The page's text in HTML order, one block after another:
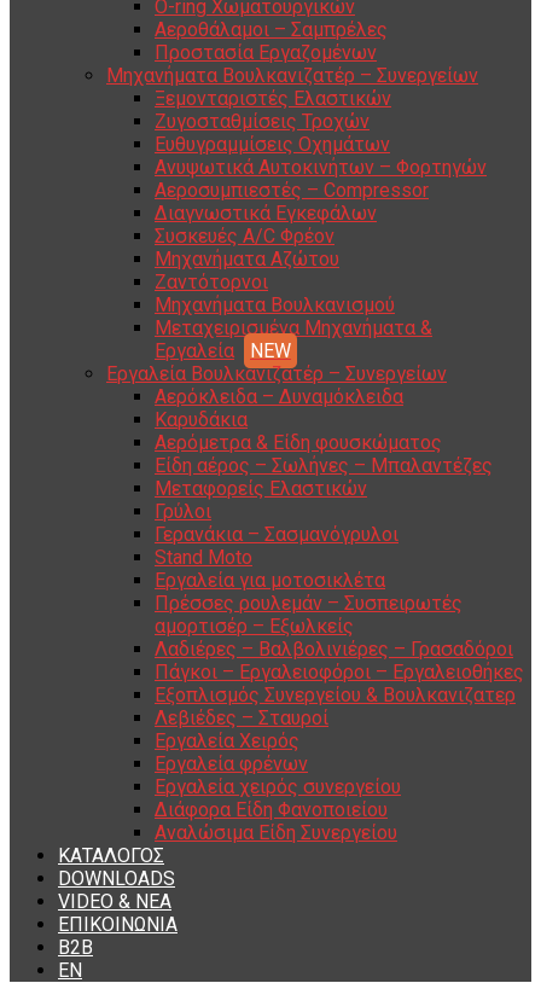
O-ring Χωματουργικών
Αεροθάλαμοι – Σαμπρέλες
Προστασία Εργαζομένων
Μηχανήματα Βουλκανιζατέρ – Συνεργείων
Ξεμονταριστές Ελαστικών
Ζυγοσταθμίσεις Τροχών
Ευθυγραμμίσεις Οχημάτων
Ανυψωτικά Αυτοκινήτων – Φορτηγών
Αεροσυμπιεστές – Compressor
Διαγνωστικά Εγκεφάλων
Συσκευές A/C Φρέον
Μηχανήματα Αζώτου
Ζαντότορνοι
Μηχανήματα Βουλκανισμού
Μεταχειρισμένα Μηχανήματα &
Εργαλεία
Εργαλεία Βουλκανιζατέρ – Συνεργείων
Αερόκλειδα – Δυναμόκλειδα
Καρυδάκια
Αερόμετρα & Είδη φουσκώματος
Είδη αέρος – Σωλήνες – Μπαλαντέζες
Μεταφορείς Ελαστικών
Γρύλοι
Γερανάκια – Σασμανόγρυλοι
Stand Moto
Εργαλεία για μοτοσικλέτα
Πρέσσες ρουλεμάν – Συσπειρωτές
αμορτισέρ – Εξωλκείς
Λαδιέρες – Βαλβολινιέρες – Γρασαδόροι
Πάγκοι – Εργαλειοφόροι – Εργαλειοθήκες
Εξοπλισμός Συνεργείου & Βουλκανιζατερ
Λεβιέδες – Σταυροί
Εργαλεία Χειρός
Εργαλεία φρένων
Εργαλεία χειρός συνεργείου
Διάφορα Είδη Φανοποιείου
Αναλώσιμα Είδη Συνεργείου
ΚΑΤΑΛΟΓΟΣ
DOWNLOADS
VIDEO & ΝΕΑ
ΕΠΙΚΟΙΝΩΝΙΑ
B2B
ΕΝ